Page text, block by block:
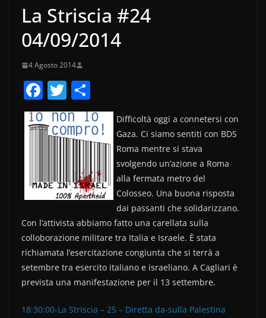
La Striscia #24
04/09/2014
4 Agosto 2014
F
a
c
o
o
k
T
w
itt
er
o
n
di
vi
di
Difficoltà oggi a connetersi con
Gaza. Ci siamo sentiti con BDS
Roma mentre si stava
svolgendo un’azione a Roma
alla fermata metro del
Colosseo. Una buona risposta
dai passanti che solidarizzano.
Con l’attivista abbiamo fatto una carellata sulla
colloborazione militare tra Italia e Israele. È stata
richiamata l’esercitazione congiunta che si terrà a
setembre tra esercito italiano e israeliano. A Cagliari è
prevista una manifestazione per il 13 settembre.
18:30:00-La Striscia – 25 – Diretta da-sulla Palestina